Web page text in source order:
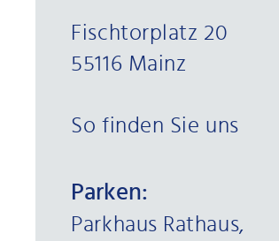
Fischtorplatz 20
55116 Mainz
So finden Sie uns
Parken:
Parkhaus Rathaus,